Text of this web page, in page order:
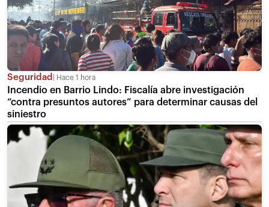
Seguridad Hace 1 hora
Incendio en Barrio Lindo: Fiscalía abre investigación
“contra presuntos autores” para determinar causas del
siniestro